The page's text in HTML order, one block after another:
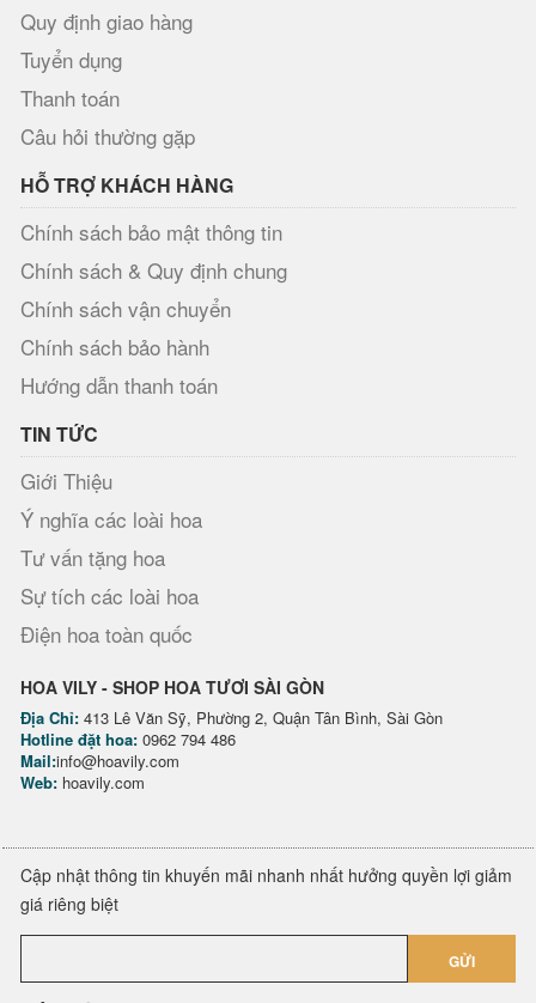
Quy định giao hàng
Tuyển dụng
Thanh toán
Câu hỏi thường gặp
HỖ TRỢ KHÁCH HÀNG
Chính sách bảo mật thông tin
Chính sách & Quy định chung
Chính sách vận chuyển
Chính sách bảo hành
Hướng dẫn thanh toán
TIN TỨC
Giới Thiệu
Ý nghĩa các loài hoa
Tư vấn tặng hoa
Sự tích các loài hoa
Điện hoa toàn quốc
HOA VILY - SHOP HOA TƯƠI SÀI GÒN
Địa Chỉ: 413 Lê Văn Sỹ, Phường 2, Quận Tân Bình, Sài Gòn
Hotline đặt hoa: 0962 794 486
Mail:info@hoavily.com
Web: hoavily.com
Cập nhật thông tin khuyến mãi nhanh nhất hưởng quyền lợi giảm
giá riêng biệt
GỬI